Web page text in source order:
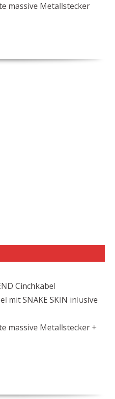
massive Metallstecker
Cinchkabel
mit SNAKE SKIN inlusive
massive Metallstecker +